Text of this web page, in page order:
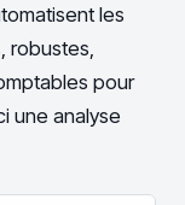
les
robustes,
pour
une analyse